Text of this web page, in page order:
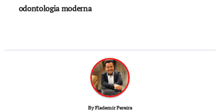
odontologia moderna
ByFlademir Pereira